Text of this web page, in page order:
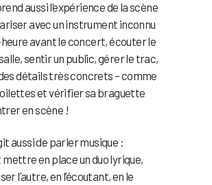
aussi l’expérience de la scène
avec un instrument inconnu
avant le concert, écouter le
salle, sentir un public, gérer le trac,
détails très concrets – comme
et vérifier sa braguette
en scène !
aussi de parler musique :
en place un duo lyrique,
l’autre, en l’écoutant, en le